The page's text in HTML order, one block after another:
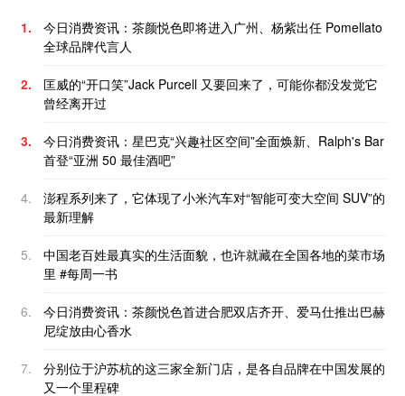
1.
今日消费资讯：茶颜悦色即将进入广州、杨紫出任 Pomellato
全球品牌代言人
2.
匡威的“开口笑”Jack Purcell 又要回来了，可能你都没发觉它
曾经离开过
3.
今日消费资讯：星巴克“兴趣社区空间”全面焕新、Ralph's Bar
首登“亚洲 50 最佳酒吧”
4.
澎程系列来了，它体现了小米汽车对“智能可变大空间 SUV”的
最新理解
5.
中国老百姓最真实的生活面貌，也许就藏在全国各地的菜市场
里 #每周一书
6.
今日消费资讯：茶颜悦色首进合肥双店齐开、爱马仕推出巴赫
尼绽放由心香水
7.
分别位于沪苏杭的这三家全新门店，是各自品牌在中国发展的
又一个里程碑